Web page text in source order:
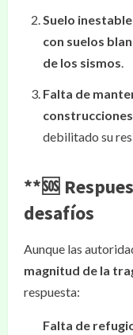
Suelo inestable
con suelos
de los sismos.
Falta de
construcciones
debilitado su
**🆘
desafíos
Aunque las
magnitud de la
respuesta:
Falta de